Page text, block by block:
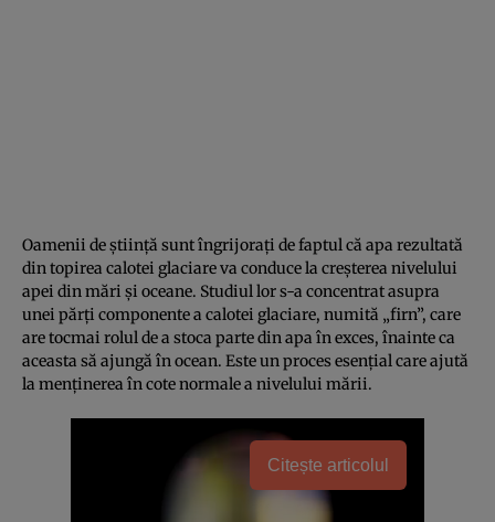
Oamenii de ştiinţă sunt îngrijoraţi de faptul că apa rezultată
din topirea calotei glaciare va conduce la creşterea nivelului
apei din mări şi oceane. Studiul lor s-a concentrat asupra
unei părţi componente a calotei glaciare, numită „firn”, care
are tocmai rolul de a stoca parte din apa în exces, înainte ca
aceasta să ajungă în ocean. Este un proces esenţial care ajută
la menţinerea în cote normale a nivelului mării.
Citește articolul